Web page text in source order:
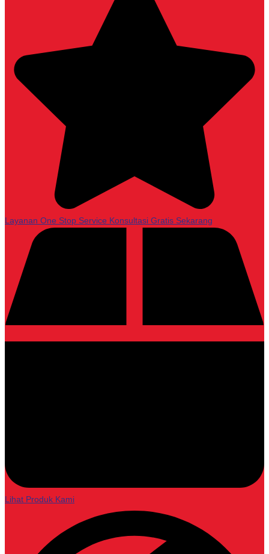
Layanan One Stop Service Konsultasi Gratis Sekarang
Lihat Produk Kami